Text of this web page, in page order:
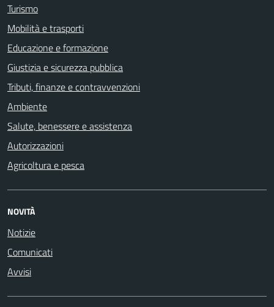
Turismo
Mobilità e trasporti
Educazione e formazione
Giustizia e sicurezza pubblica
Tributi, finanze e contravvenzioni
Ambiente
Salute, benessere e assistenza
Autorizzazioni
Agricoltura e pesca
NOVITÀ
Notizie
Comunicati
Avvisi